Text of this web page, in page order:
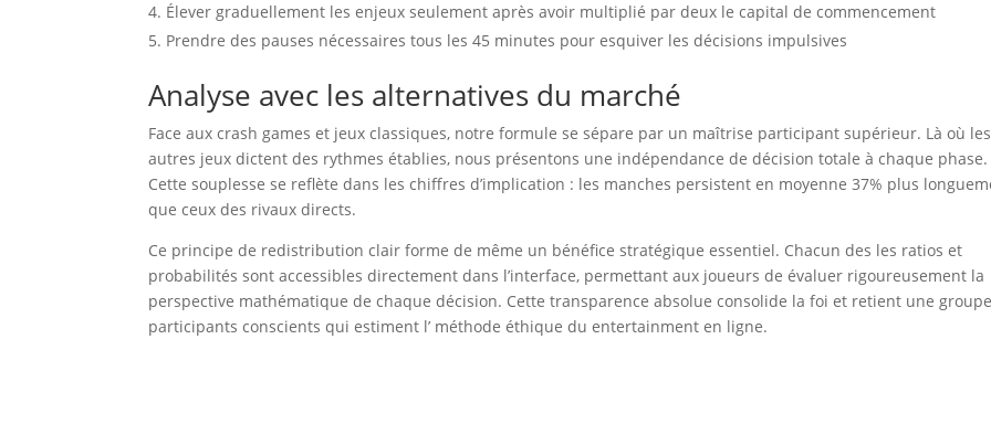
Élever graduellement les enjeux seulement après avoir multiplié par deux le capital de commencement
Prendre des pauses nécessaires tous les 45 minutes pour esquiver les décisions impulsives
Analyse avec les alternatives du marché
Face aux crash games et jeux classiques, notre formule se sépare par un maîtrise participant supérieur. Là où les
autres jeux dictent des rythmes établies, nous présentons une indépendance de décision totale à chaque phase.
Cette souplesse se reflète dans les chiffres d’implication : les manches persistent en moyenne 37% plus
que ceux des rivaux directs.
Ce principe de redistribution clair forme de même un bénéfice stratégique essentiel. Chacun des les ratios et
probabilités sont accessibles directement dans l’interface, permettant aux joueurs de évaluer rigoureusement la
perspective mathématique de chaque décision. Cette transparence absolue consolide la foi et retient une
participants conscients qui estiment l’ méthode éthique du entertainment en ligne.